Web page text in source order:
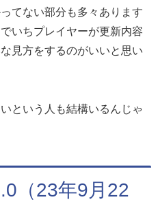
てない部分も多々あります
いちプレイヤーが更新内容
見方をするのがいいと思い
という人も結構いるんじゃ
（23年9月22